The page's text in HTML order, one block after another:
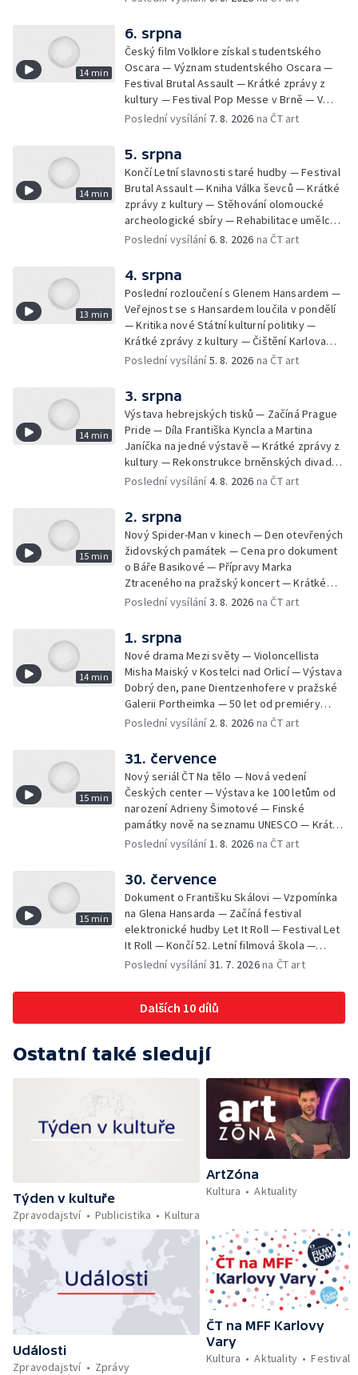
14 min
6. srpna
Český film Volklore získal studentského
Oscara — Význam studentského Oscara —
Festival Brutal Assault — Krátké zprávy z
kultury — Festival Pop Messe v Brně — V
Opavě promítají Odysseu z filmového pásu
Poslední vysílání 7. 8. 2026 na ČT art
14 min
5. srpna
Končí Letní slavnosti staré hudby — Festival
Brutal Assault — Kniha Válka ševců — Krátké
zprávy z kultury — Stěhování olomoucké
archeologické sbíry — Rehabilitace umělce
Milana Knížáka — Trailer na film Osamělý vlk
Poslední vysílání6. 8. 2026 na ČT art
13 min
4. srpna
Poslední rozloučení s Glenem Hansardem —
Veřejnost se s Hansardem loučila v pondělí
— Kritika nové Státní kulturní politiky —
Krátké zprávy z kultury — Čištění Karlova
mostu — Archeologický výzkum na
neslyšící
Poslední vysílání5. 8. 2026 na ČT art
14 min
3. srpna
Výstava hebrejských tisků — Začíná Prague
Pride — Díla Františka Kyncla a Martina
Janíčka na jedné výstavě — Krátké zprávy z
kultury — Rekonstrukce brněnských divadel
— Budoucnost Knihovny Václava Havla —
Kulturní tipy
Poslední vysílání4. 8. 2026 na ČT art
15 min
2. srpna
Nový Spider-Man v kinech — Den otevřených
židovských památek — Cena pro dokument
o Báře Basikové — Přípravy Marka
Ztraceného na pražský koncert — Krátké
zprávy z kultury — Nález historických
Poslední vysílání3. 8. 2026 na ČT art
14 min
1. srpna
Nové drama Mezi světy — Violoncellista
Misha Maiský v Kostelci nad Orlicí — Výstava
Dobrý den, pane Dientzenhofere v pražské
Galerii Portheimka — 50 let od premiéry
filmu Na samotě u lesa — Krátké zprávy z
Mercury
Poslední vysílání 2. 8. 2026 na ČT art
15 min
31. července
Nový seriál ČT Na tělo — Nová vedení
Českých center — Výstava ke 100 letům od
narození Adrieny Šimotové — Finské
památky nově na seznamu UNESCO — Krátké
zprávy z kultury — Začíná Jiráskův Hronov —
Poslední vysílání 1. 8. 2026 na ČT art
15 min
30. července
Dokument o Františku Skálovi — Vzpomínka
na Glena Hansarda — Začíná festival
elektronické hudby Let It Roll — Festival Let
It Roll — Končí 52. Letní filmová škola —
Krátké zprávy z kultury — Rekonstrukce
Poslední vysílání31. 7. 2026na ČT art
Dalších 10 dílů
Ostatní také sledují
Týden v kultuře
Zpravodajství
Publicistika Kultura
ArtZóna
Kultura
Aktuality
Události
Zpravodajství
Zprávy
ČT na MFF Karlovy
Vary
Kultura
Aktuality Festival